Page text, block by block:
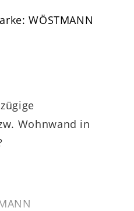
WÖSTMANN
Wohnwand in